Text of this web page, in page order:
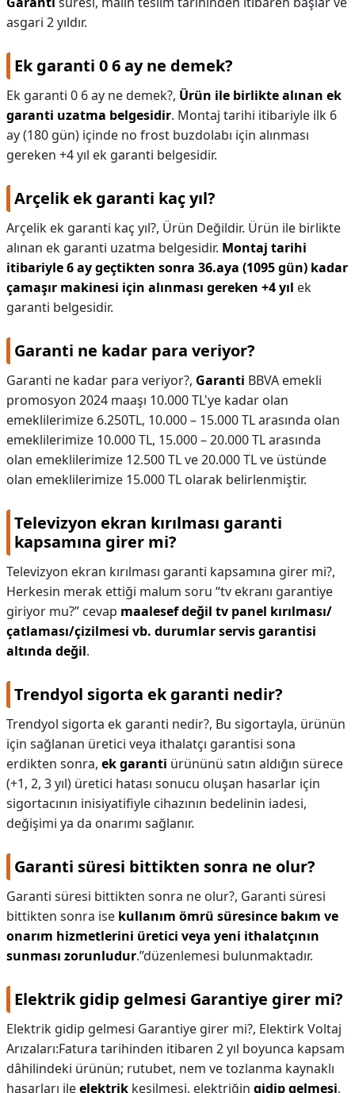
asgari 2 yıldır.
Ek garanti 0 6 ay ne demek?
Ek garanti 0 6 ay ne demek?, Ürün ile birlikte alınan ek
garanti uzatma belgesidir. Montaj tarihi itibariyle ilk 6
ay (180 gün) içinde no frost buzdolabı için alınması
gereken +4 yıl ek garanti belgesidir.
Arçelik ek garanti kaç yıl?
Arçelik ek garanti kaç yıl?, Ürün Değildir. Ürün ile birlikte
alınan ek garanti uzatma belgesidir. Montaj tarihi
itibariyle 6 ay geçtikten sonra 36.aya (1095 gün) kadar
çamaşır makinesi için alınması gereken +4 yıl ek
garanti belgesidir.
Garanti ne kadar para veriyor?
Garanti ne kadar para veriyor?, Garanti BBVA emekli
promosyon 2024 maaşı 10.000 TL'ye kadar olan
emeklilerimize 6.250TL, 10.000 – 15.000 TL arasında olan
emeklilerimize 10.000 TL, 15.000 – 20.000 TL arasında
olan emeklilerimize 12.500 TL ve 20.000 TL ve üstünde
olan emeklilerimize 15.000 TL olarak belirlenmiştir.
Televizyon ekran kırılması garanti
kapsamına girer mi?
Televizyon ekran kırılması garanti kapsamına girer mi?,
Herkesin merak ettiği malum soru “tv ekranı garantiye
giriyor mu?” cevap maalesef değil tv panel kırılması/
çatlaması/çizilmesi vb. durumlar servis garantisi
altında değil.
Trendyol sigorta ek garanti nedir?
Trendyol sigorta ek garanti nedir?, Bu sigortayla, ürünün
için sağlanan üretici veya ithalatçı garantisi sona
erdikten sonra, ek garanti ürününü satın aldığın sürece
(+1, 2, 3 yıl) üretici hatası sonucu oluşan hasarlar için
sigortacının inisiyatifiyle cihazının bedelinin iadesi,
değişimi ya da onarımı sağlanır.
Garanti süresi bittikten sonra ne olur?
Garanti süresi bittikten sonra ne olur?, Garanti süresi
bittikten sonra ise kullanım ömrü süresince bakım ve
onarım hizmetlerini üretici veya yeni ithalatçının
sunması zorunludur.”düzenlemesi bulunmaktadır.
Elektrik gidip gelmesi Garantiye girer mi?
Elektrik gidip gelmesi Garantiye girer mi?, Elektirk Voltaj
Arızaları:Fatura tarihinden itibaren 2 yıl boyunca kapsam
dâhilindeki ürünün; rutubet, nem ve tozlanma kaynaklı
hasarları ileelektrik kesilmesi, elektriğin gidip gelmesi,